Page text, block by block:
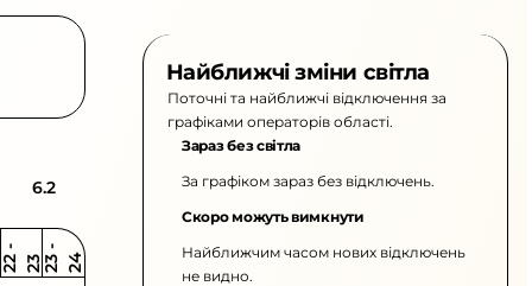
6.2
2 2
-
2 3 2 3
-
2 4
Найближчі зміни світла
Поточні та найближчі відключення за
графіками операторів області.
Зараз без світла
За графіком зараз без відключень.
Скоро можуть вимкнути
Найближчим часом нових відключень
не видно.